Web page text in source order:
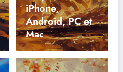
iPhone,
Android, PC et
Mac